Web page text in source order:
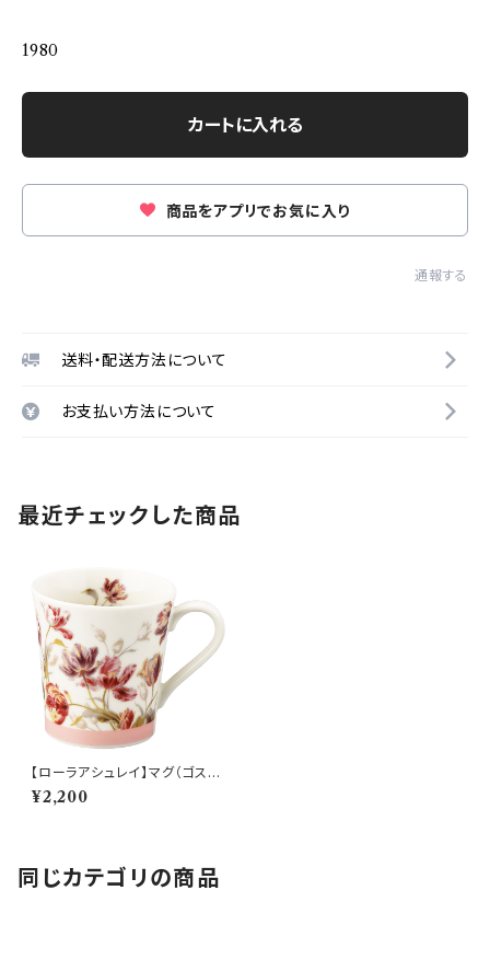
1980
カートに入れる
商品をアプリでお気に入り
通報する
送料・配送方法について
お支払い方法について
最近チェックした商品
【ローラアシュレイ】マグ（ゴスフ
ォード）【LA120】LA122-11
¥2,200
同じカテゴリの商品